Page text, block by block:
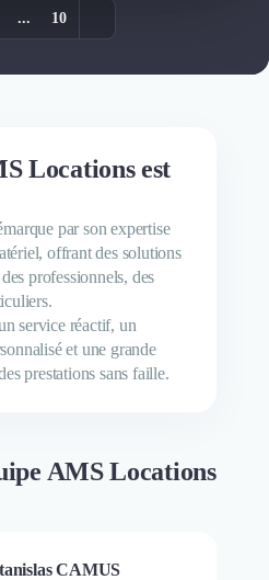
... 10
Locations est
par son expertise
offrant des solutions
professionnels, des
service réactif, un
et une grande
prestations sans faille.
AMS Locations
CAMUS